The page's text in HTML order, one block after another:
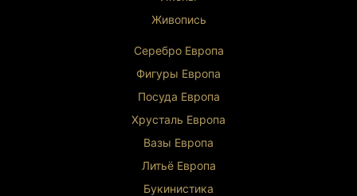
Живопись
Серебро Европа
Фигуры Европа
Посуда Европа
Хрусталь Европа
Вазы Европа
Литьё Европа
Букинистика